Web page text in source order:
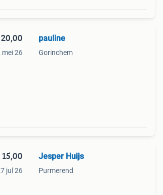
mei 26
pauline
Gorinchem
jul 26
Jesper Huijs
Purmerend